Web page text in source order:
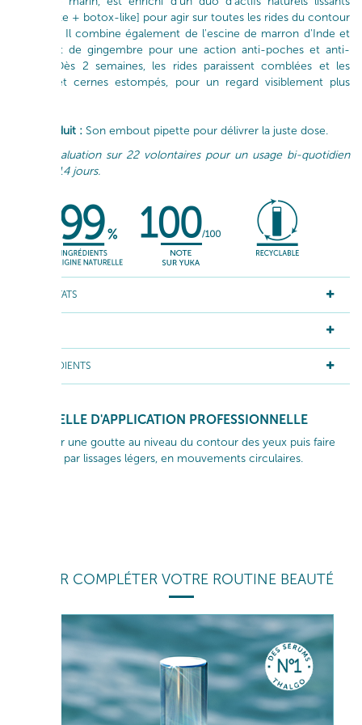
[rétinol like + botox-like] pour agir sur toutes les rides du contour
des yeux. Il combine également de l'escine de marron d'Inde et
un extrait de gingembre pour une action anti-poches et anti-
cernes. Dès 2 semaines, les rides paraissent comblées et les
poches et cernes estompés, pour un regard visiblement plus
Le + produit : Son embout pipette pour délivrer la juste dose.
*Auto-évaluation sur 22 volontaires pour un usage bi-quotidien
pendant 14 jours.
RÉSULTATS
INGRÉDIENTS
GESTUELLE D'APPLICATION PROFESSIONNELLE
Appliquer une goutte au niveau du contour des yeux puis faire
pénétrer par lissages légers, en mouvements circulaires.
POUR COMPLÉTER VOTRE ROUTINE BEAUTÉ